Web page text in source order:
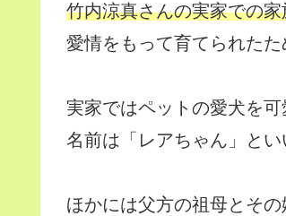
竹内涼真さんの実家での
愛情をもって育てられた
実家ではペットの愛犬を
名前は「レアちゃん」と
ほかには父方の祖母とそ